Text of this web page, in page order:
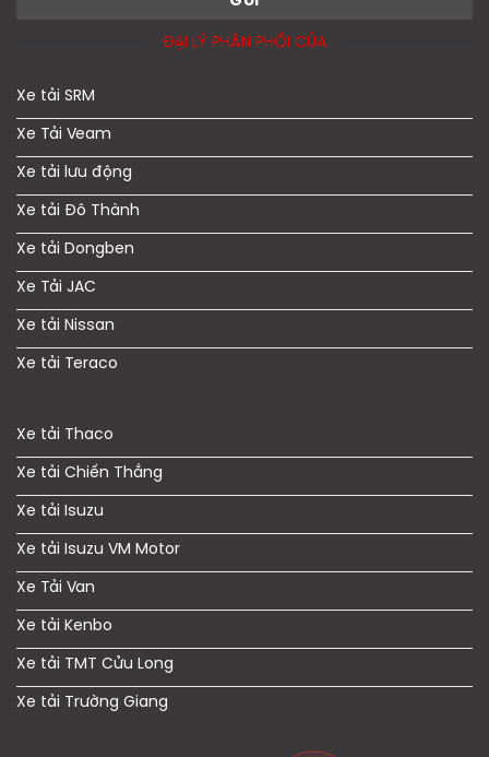
ĐẠI LÝ PHÂN PHỐI CỦA
Xe tải SRM
Xe Tải Veam
Xe tải lưu động
Xe tải Đô Thành
Xe tải Dongben
Xe Tải JAC
Xe tải Nissan
Xe tải Teraco
Xe tải Thaco
Xe tải Chiến Thắng
Xe tải Isuzu
Xe tải Isuzu VM Motor
Xe Tải Van
Xe tải Kenbo
Xe tải TMT Cửu Long
Xe tải Trường Giang